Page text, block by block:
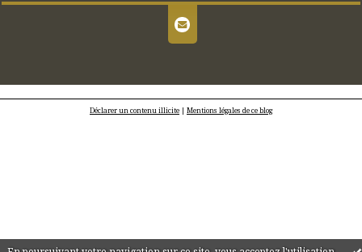
Déclarer un contenu illicite | Mentions légales de ce blog